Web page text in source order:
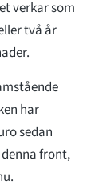
verkar som
två år
har
sedan
front,